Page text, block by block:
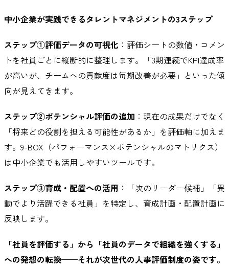
中小企業が実践できるタレントマネジメントの3ステップ
ステップ①評価データの可視化 ：評価シートの数値・コメン
トを社員ごとに縦断的に整理します。「3期連続でKPI達成率
が高いが、チームへの貢献度は毎期改善が必要」といった傾
向が見えてきます。
ステップ②ポテンシャル評価の追加 ：現在の成果だけでなく
「将来どの役割を担える可能性があるか」を評価軸に加えま
す。9-BOX（パフォーマンス×ポテンシャルのマトリクス）
は中小企業でも活用しやすいツールです。
ステップ③育成・配置への活用 ：「次のリーダー候補」「異
動でより活躍できる社員」を特定し、育成計画・配置計画に
反映します。
「社員を評価する」から「社員のデータで組織を強くする」
への発想の転換——それが次世代の人事評価制度の姿です。